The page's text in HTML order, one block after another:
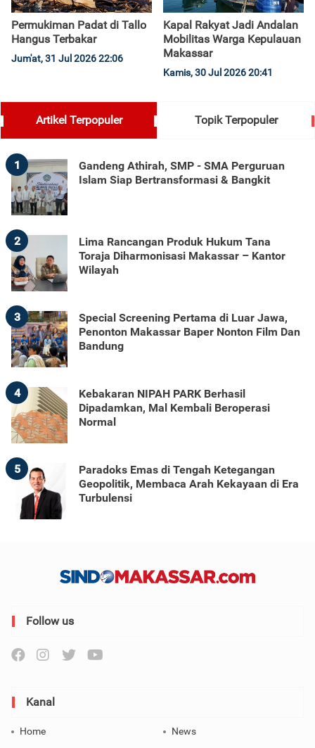
Permukiman Padat di Tallo
Hangus Terbakar
Jum'at, 31 Jul 2026 22:06
Kapal Rakyat Jadi Andalan
Mobilitas Warga Kepulauan
Makassar
Kamis, 30 Jul 2026 20:41
Artikel Terpopuler Topik Terpopuler
1
Gandeng Athirah, SMP - SMA Perguruan
Islam Siap Bertransformasi & Bangkit
2
Lima Rancangan Produk Hukum Tana
Toraja Diharmonisasi Makassar – Kantor
Wilayah
3
Special Screening Pertama di Luar Jawa,
Penonton Makassar Baper Nonton Film Dan
Bandung
4
Kebakaran NIPAH PARK Berhasil
Dipadamkan, Mal Kembali Beroperasi
Normal
5
Paradoks Emas di Tengah Ketegangan
Geopolitik, Membaca Arah Kekayaan di Era
Turbulensi
Follow us
Kanal
Home
News